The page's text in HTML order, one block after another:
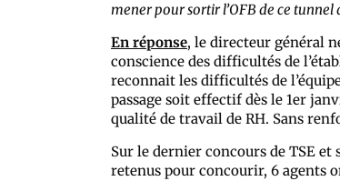
mener pour sortir l’OFB de ce tunnel
En réponse, le directeur général
conscience des difficultés de
reconnait les difficultés de
passage soit effectif dès le 1er
qualité de travail de RH. Sans
Sur le dernier concours de TSE et
retenus pour concourir, 6 agents